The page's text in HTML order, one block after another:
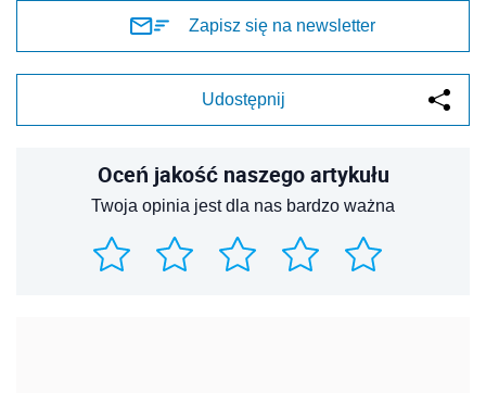
Zapisz się na newsletter
Udostępnij
Oceń jakość naszego artykułu
Twoja opinia jest dla nas bardzo ważna